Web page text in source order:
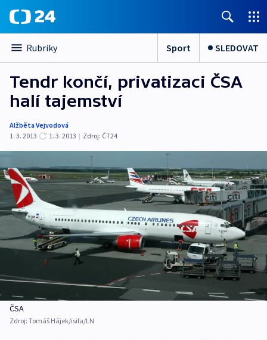
Rubriky Sport SLEDOVAT
Tendr končí, privatizaci ČSA
halí tajemství
Alžběta Vejvodová
1. 3. 2013
1. 3. 2013 | Zdroj: ČT24
ČSA
Zdroj: Tomáš Hájek/isifa/LN